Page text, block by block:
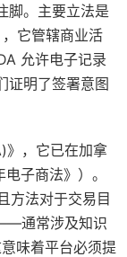
脚。主要立法是
它管辖商业活
允许电子记录
证明了签署意图
》，它已在加拿
子商法》）。
方法对于交易目
通常涉及知识
味着平台必须提